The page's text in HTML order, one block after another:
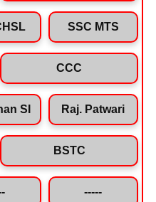
SSC MTS
CCC
SI Raj. Patwari
BSTC
-----